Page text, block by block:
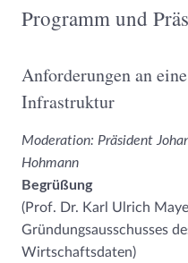
Programm und
Anforderungen an
Infrastruktur
Moderation: Präsident
Hohmann
Begrüßung
(Prof. Dr. Karl Ulrich
Gründungsausschusses
Wirtschaftsdaten)